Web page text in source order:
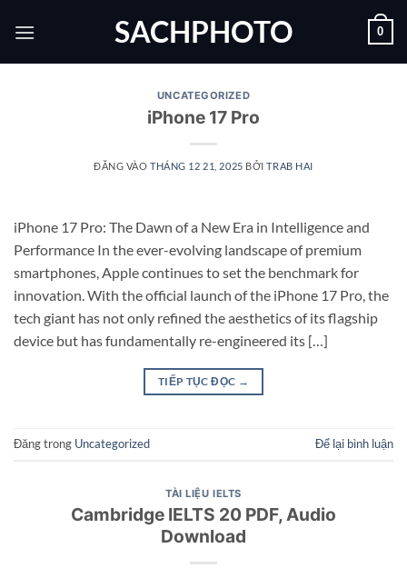
qua
SACHPHOTO 0
UNCATEGORIZED
iPhone 17 Pro
ĐĂNG VÀOTHÁNG 12 21, 2025 BỞITRAB HAI
iPhone 17 Pro: The Dawn of a New Era in Intelligence and
Performance In the ever-evolving landscape of premium
smartphones, Apple continues to set the benchmark for
innovation. With the official launch of the iPhone 17 Pro, the
tech giant has not only refined the aesthetics of its flagship
device but has fundamentally re-engineered its […]
TIẾP TỤC ĐỌC →
Đăng trong Uncategorized Để lại bình luận
TÀI LIỆU IELTS
Cambridge IELTS 20 PDF, Audio
Download